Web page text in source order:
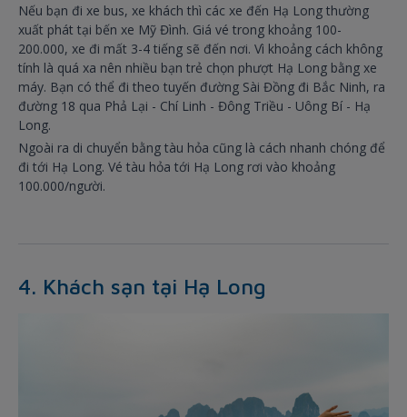
Nếu bạn đi xe bus, xe khách thì các xe đến Hạ Long thường
xuất phát tại bến xe Mỹ Đình. Giá vé trong khoảng 100-
200.000, xe đi mất 3-4 tiếng sẽ đến nơi. Vì khoảng cách không
tính là quá xa nên nhiều bạn trẻ chọn phượt Hạ Long bằng xe
máy. Bạn có thể đi theo tuyến đường Sài Đồng đi Bắc Ninh, ra
đường 18 qua Phả Lại - Chí Linh - Đông Triều - Uông Bí - Hạ
Long.
Ngoài ra di chuyển bằng tàu hỏa cũng là cách nhanh chóng để
đi tới Hạ Long. Vé tàu hỏa tới Hạ Long rơi vào khoảng
100.000/người.
4. Khách sạn tại Hạ Long